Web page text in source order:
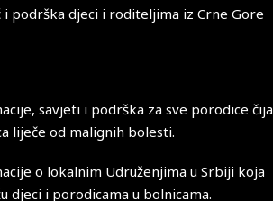
i podrška djeci i roditeljima iz Crne Gore
savjeti i podrška za sve porodice čija
liječe od malignih bolesti.
o lokalnim Udruženjima u Srbiji koja
djeci i porodicama u bolnicama.